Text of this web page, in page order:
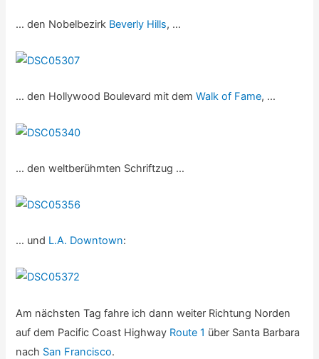
… den Nobelbezirk Beverly Hills, …
… den Hollywood Boulevard mit demWalk of Fame, …
… den weltberühmten Schriftzug …
… und L.A. Downtown:
Am nächsten Tag fahre ich dann weiter Richtung Norden
auf dem Pacific Coast Highway Route 1 über Santa Barbara
nach San Francisco.